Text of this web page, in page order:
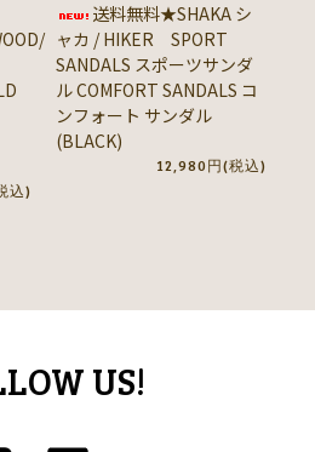
込)
送料無料★SHAKA シ
ャカ / HIKER SPORT
SANDALS スポーツサンダ
ル COMFORT SANDALS コ
ンフォート サンダル
(BLACK)
12,980円(税込)
US!